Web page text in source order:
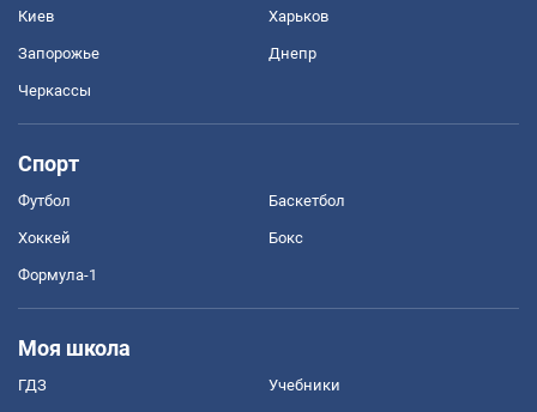
Киев Харьков
Запорожье Днепр
Черкассы
Спорт
Футбол Баскетбол
Хоккей Бокс
Формула-1
Моя школа
ГДЗ Учебники